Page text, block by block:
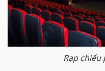
Rạp chiếu